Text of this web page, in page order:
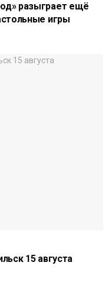
разыграет ещё
игры
15 августа